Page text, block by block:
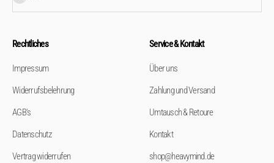
Rechtliches
Impressum
Widerrufsbelehrung
AGB's
Datenschutz
Vertrag widerrufen
Service & Kontakt
Über uns
Zahlung und Versand
Umtausch & Retoure
Kontakt
shop@heavymind.de